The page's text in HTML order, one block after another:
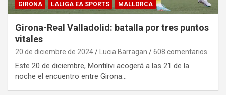
GIRONA LALIGA EA SPORTS MALLORCA
Girona-Real Valladolid: batalla por tres puntos
vitales
20 de diciembre de 2024 Lucia Barragan 608 comentarios
Este 20 de diciembre, Montilivi acogerá a las 21 de la
noche el encuentro entre Girona…